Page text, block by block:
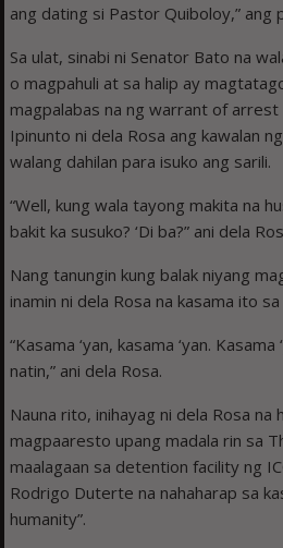
ang dating si Pastor Quiboloy,” ang
Sa ulat, sinabi ni Senator Bato na
o magpahuli at sa halip ay
magpalabas na ng warrant of arrest
Ipinunto ni dela Rosa ang kawalan
walang dahilan para isuko ang sarili.
“Well, kung wala tayong makita na
bakit ka susuko? ‘Di ba?” ani dela
Nang tanungin kung balak niyang
inamin ni dela Rosa na kasama ito
“Kasama ‘yan, kasama ‘yan.
natin,” ani dela Rosa.
Nauna rito, inihayag ni dela Rosa na
magpaaresto upang madala rin sa
maalagaan sa detention facility ng
Rodrigo Duterte na nahaharap sa
humanity”.